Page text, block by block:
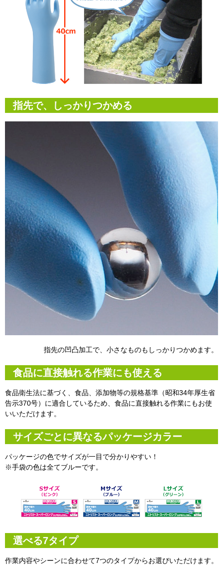
指先で、しっかりつかめる
指先の凹凸加工で、小さなものもしっかりつかめます。
食品に直接触れる作業にも使える
食品衛生法に基づく、食品、添加物等の規格基準（昭和34年厚生省
告示370号）に適合しているため、食品に直接触れる作業にもお使
いいただけます。
サイズごとに異なるパッケージカラー
パッケージの色でサイズが一目で分かりやすい！
※手袋の色は全てブルーです。
選べる7タイプ
作業内容やシーンに合わせて7つのタイプからお選びいただけます。